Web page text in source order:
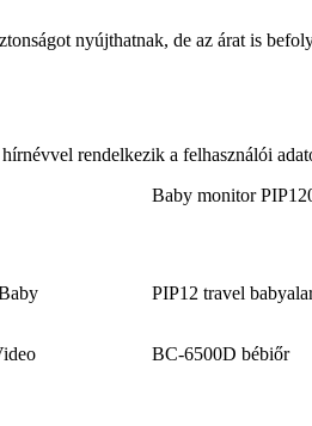
nyújthatnak, de az árat is
rendelkezik a felhasználói
Baby monitor
PIP12 travel
BC-6500D bébiőr